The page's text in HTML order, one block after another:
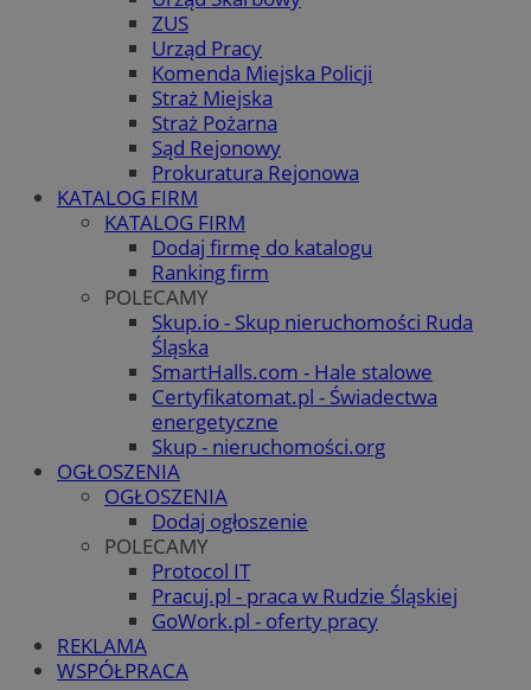
ZUS
Urząd Pracy
Komenda Miejska Policji
Straż Miejska
Straż Pożarna
Sąd Rejonowy
Prokuratura Rejonowa
KATALOG FIRM
KATALOG FIRM
Dodaj firmę do katalogu
Ranking firm
POLECAMY
Skup.io - Skup nieruchomości Ruda
Śląska
SmartHalls.com - Hale stalowe
Certyfikatomat.pl - Świadectwa
energetyczne
Skup - nieruchomości.org
OGŁOSZENIA
OGŁOSZENIA
Dodaj ogłoszenie
POLECAMY
Protocol IT
Pracuj.pl - praca w Rudzie Śląskiej
GoWork.pl - oferty pracy
REKLAMA
WSPÓŁPRACA